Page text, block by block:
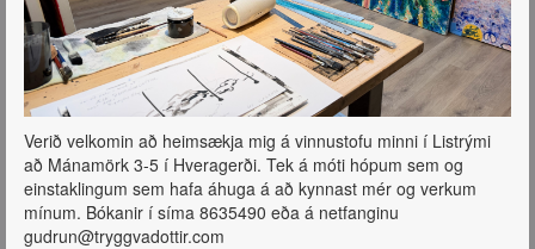
Verið velkomin að heimsækja mig á vinnustofu minni í Listrými
að Mánamörk 3-5 í Hveragerði. Tek á móti hópum sem og
einstaklingum sem hafa áhuga á að kynnast mér og verkum
mínum. Bókanir í síma 8635490 eða á netfanginu
gudrun@tryggvadottir.com